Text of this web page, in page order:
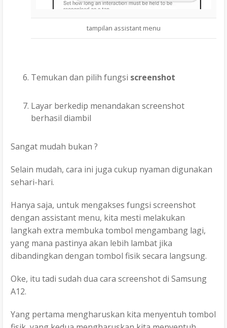
tampilan assistant menu
Temukan dan pilih fungsi screenshot
Layar berkedip menandakan screenshot
berhasil diambil
Sangat mudah bukan ?
Selain mudah, cara ini juga cukup nyaman digunakan
sehari-hari.
Hanya saja, untuk mengakses fungsi screenshot
dengan assistant menu, kita mesti melakukan
langkah extra membuka tombol mengambang lagi,
yang mana pastinya akan lebih lambat jika
dibandingkan dengan tombol fisik secara langsung.
Oke, itu tadi sudah dua cara screenshot di Samsung
A12.
Yang pertama mengharuskan kita menyentuh tombol